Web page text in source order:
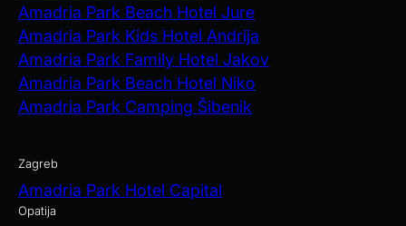
Amadria Park Beach Hotel Jure
Amadria Park Kids Hotel Andrija
Amadria Park Family Hotel Jakov
Amadria Park Beach Hotel Niko
Amadria Park Camping Šibenik
Zagreb
Amadria Park Hotel Capital
Opatija